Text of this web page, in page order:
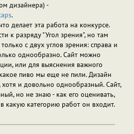
дизайнера) -
.
делает эта работа на конкурсе.
к разряду "Угол зрения", но там
с двух углов зрения: справа и
однообразно. Сайт можно
или для выяснения важного
пиво мы еще не пили. Дизайн
хотя и довольно однообразный. Сайт,
но не знаю - как его оценивать,
какую категорию работ он входит.